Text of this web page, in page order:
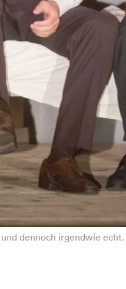
dennoch irgendwie echt.